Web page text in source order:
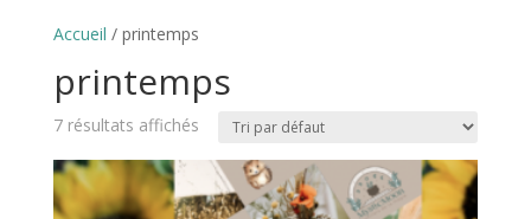
Accueil / printemps
printemps
7 résultats affichés